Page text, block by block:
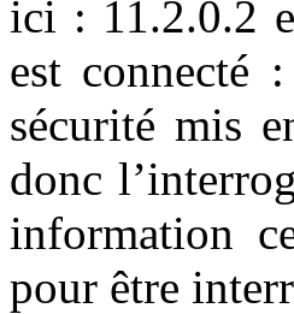
ici : 11.2.0.2
est connecté
sécurité mis
donc
information
pour être